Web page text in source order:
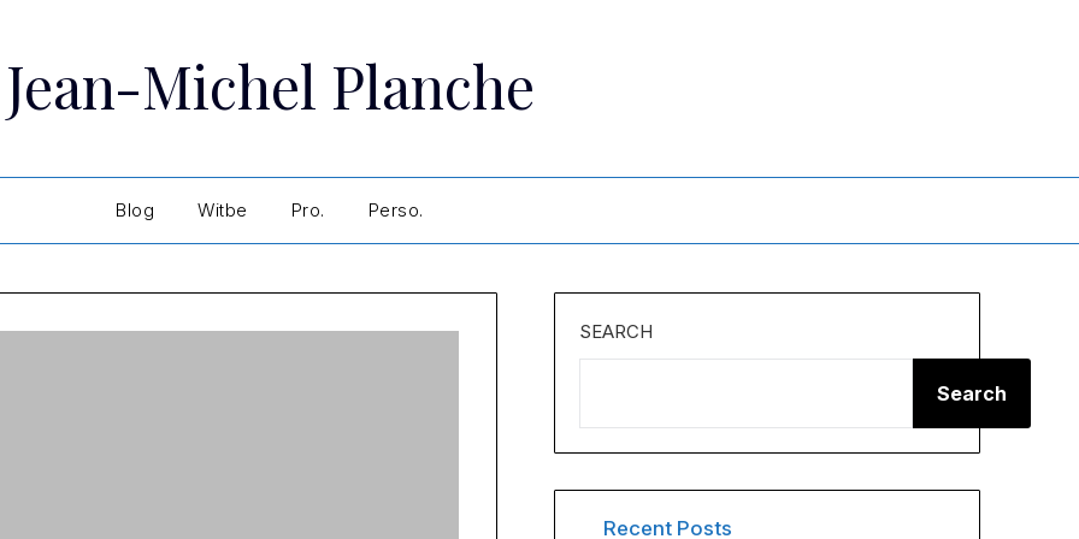
Jean-Michel Planche
Blog Witbe Pro. Perso.
SEARCH
Search
Recent Posts